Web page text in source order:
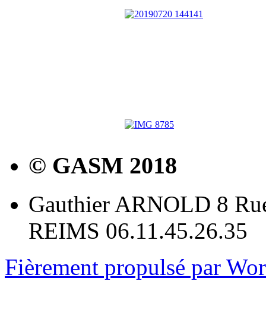
© GASM 2018
Gauthier ARNOLD 8
REIMS 06.11.45.26.35
Fièrement propulsé par